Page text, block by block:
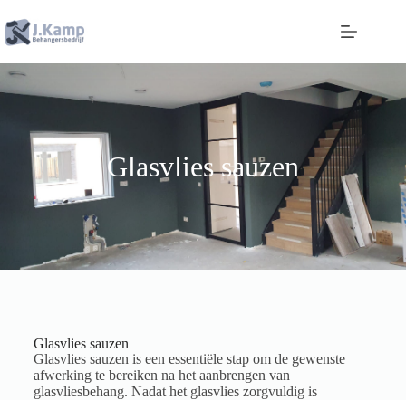
Glasvlies sauzen
Glasvlies sauzen
Glasvlies sauzen is een essentiële stap om de gewenste
afwerking te bereiken na het aanbrengen van
glasvliesbehang. Nadat het glasvlies zorgvuldig is